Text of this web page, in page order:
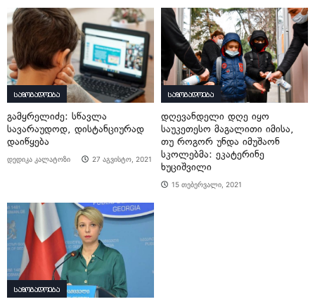
საზოგადოება
გამყრელიძე: სწავლა
სავარაუდოდ, დისტანციურად
დაიწყება
დედიკა კალატოზი 27 აგვისტო, 2021
საზოგადოება
დღევანდელი დღე იყო
საუკეთესო მაგალითი იმისა,
თუ როგორ უნდა იმუშაონ
სკოლებმა: ეკატერინე
ხუციშვილი
15 თებერვალი, 2021
საზოგადოება